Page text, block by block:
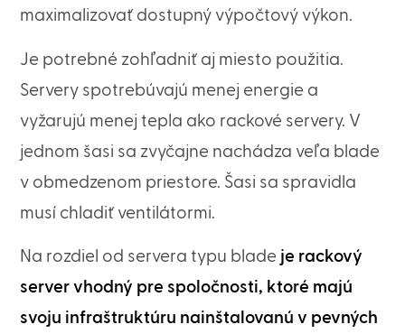
maximalizovať dostupný výpočtový výkon.
Je potrebné zohľadniť aj miesto použitia.
Servery spotrebúvajú menej energie a
vyžarujú menej tepla ako rackové servery. V
jednom šasi sa zvyčajne nachádza veľa blade
v obmedzenom priestore. Šasi sa spravidla
musí chladiť ventilátormi.
Na rozdiel od servera typu blade je rackový
server vhodný pre spoločnosti, ktoré majú
svoju infraštruktúru nainštalovanú v pevných